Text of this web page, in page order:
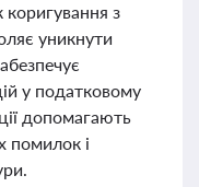
з
уникнути
у податковому
допомагають
помилок і